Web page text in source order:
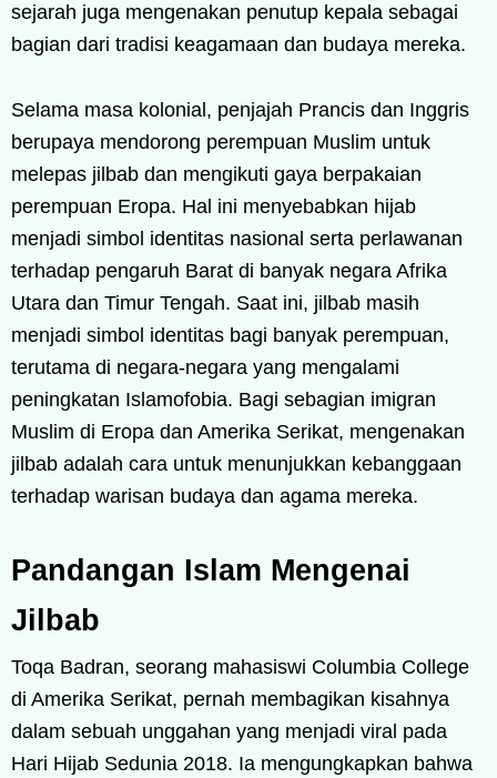
sejarah juga mengenakan penutup kepala sebagai
bagian dari tradisi keagamaan dan budaya mereka.
Selama masa kolonial, penjajah Prancis dan Inggris
berupaya mendorong perempuan Muslim untuk
melepas jilbab dan mengikuti gaya berpakaian
perempuan Eropa. Hal ini menyebabkan hijab
menjadi simbol identitas nasional serta perlawanan
terhadap pengaruh Barat di banyak negara Afrika
Utara dan Timur Tengah. Saat ini, jilbab masih
menjadi simbol identitas bagi banyak perempuan,
terutama di negara-negara yang mengalami
peningkatan Islamofobia. Bagi sebagian imigran
Muslim di Eropa dan Amerika Serikat, mengenakan
jilbab adalah cara untuk menunjukkan kebanggaan
terhadap warisan budaya dan agama mereka.
Pandangan Islam Mengenai
Jilbab
Toqa Badran, seorang mahasiswi Columbia College
di Amerika Serikat, pernah membagikan kisahnya
dalam sebuah unggahan yang menjadi viral pada
Hari Hijab Sedunia 2018. Ia mengungkapkan bahwa